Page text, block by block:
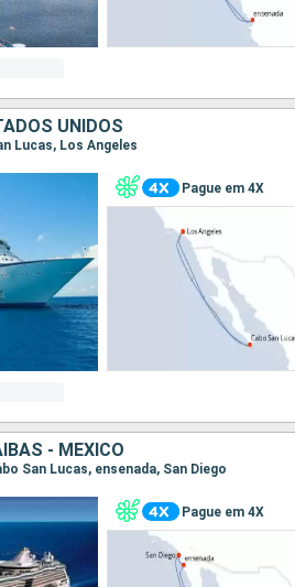
UNIDOS
Lucas, Los Angeles
Pague em 4X
- MEXICO
San Lucas, ensenada, San Diego
Pague em 4X